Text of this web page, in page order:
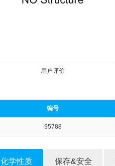
用户评价
编号
95788
化学性质 保存&安全